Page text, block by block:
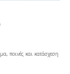
ποινές και κατάσχεση